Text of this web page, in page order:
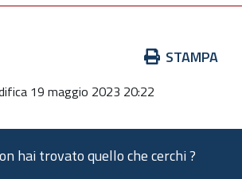
STAMPA
19 maggio 2023 20:22
hai trovato quello che cerchi ?